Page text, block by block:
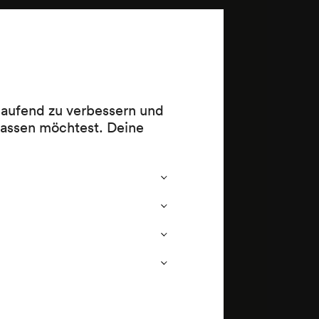
zu verbessern und
möchtest. Deine